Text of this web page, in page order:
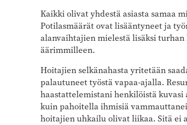
Kaikki olivat yhdestä asiasta samaa
Potilasmäärät ovat lisääntyneet ja
alanvaihtajien mielestä lisäksi
äärimmilleen.
Hoitajien selkänahasta yritetään
palautuneet työstä vapaa-ajalla.
haastattelemistani henkilöistä
kuin pahoitella ihmisiä
hoitajien uhkailu olivat liikaa. Sitä ei